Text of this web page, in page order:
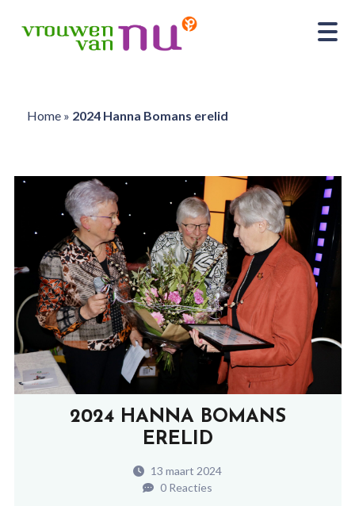
Home» 2024 Hanna Bomans erelid
2024 HANNA BOMANS
ERELID
13 maart 2024
0 Reacties